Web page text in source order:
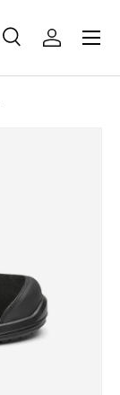
Caută
Meniu